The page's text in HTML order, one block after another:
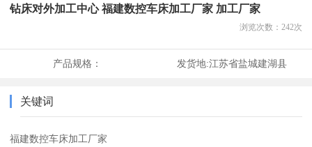
钻床对外加工中心 福建数控车床加工厂家 加工厂家
浏览次数： 242次
产品规格： 发货地:江苏省盐城建湖县
关键词
福建数控车床加工厂家